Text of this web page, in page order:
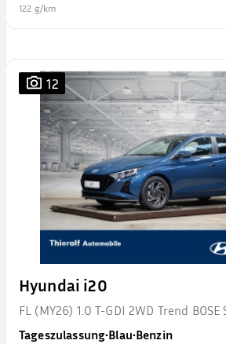
122 g/km
12
Hyundai i20
FL (MY26) 1.0 T-GDI 2WD Trend
Tageszulassung•Blau•Benzin